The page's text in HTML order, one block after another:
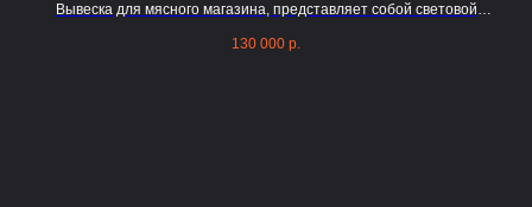
Вывеска для мясного магазина, представляет собой световой
130 000 р.